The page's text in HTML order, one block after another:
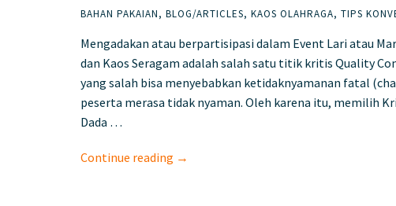
BAHAN PAKAIAN, BLOG/ARTICLES, KAOS OLAHRAGA, TIPS
Mengadakan atau berpartisipasi dalam Event Lari atau
dan Kaos Seragam adalah salah satu titik kritis Quality
yang salah bisa menyebabkan ketidaknyamanan fatal
peserta merasa tidak nyaman. Oleh karena itu, memilih
Dada …
Continue reading →